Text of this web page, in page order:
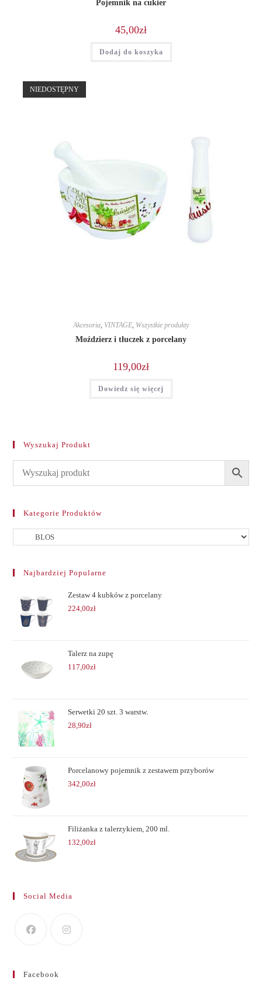
Pojemnik na cukier
45,00zł
Dodaj do koszyka
NIEDOSTĘPNY
Akcesoria VINTAGE Wszystkie produkty
Moździerz i tłuczek z porcelany
119,00zł
Dowiedz się więcej
Wyszukaj Produkt
Kategorie Produktów
Najbardziej Popularne
Zestaw 4 kubków z porcelany
224,00zł
Talerz na zupę
117,00zł
Serwetki 20 szt. 3 warstw.
28,90zł
Porcelanowy pojemnik z zestawem przyborów
342,00zł
Filiżanka z talerzykiem, 200 ml.
132,00zł
Social Media
Facebook